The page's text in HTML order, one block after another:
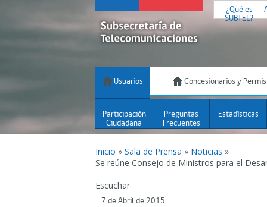
¿Qué es
SUBTEL?
Usuarios Concesionarios y
Participación
Ciudadana
Preguntas
Frecuentes
Estadísticas
Inicio » Sala de Prensa » Noticias »
Se reúne Consejo de Ministros para el
Escuchar
7 de Abril de 2015